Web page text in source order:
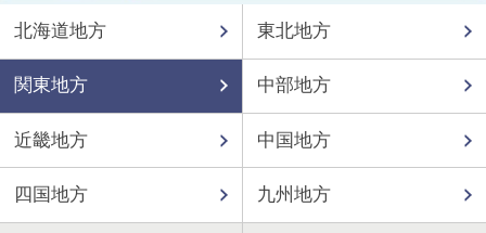
北海道地方 東北地方
関東地方 中部地方
近畿地方 中国地方
四国地方 九州地方